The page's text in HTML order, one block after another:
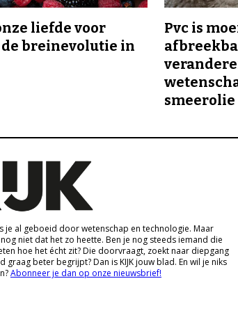
liefde voor
breinevolutie in
Pvc is
smeerolie
je al geboeid door wetenschap en technologie. Maar
niet dat het zo heette. Ben je nog steeds iemand die
hoe het écht zit? Die doorvraagt, zoekt naar diepgang
graag beter begrijpt? Dan is KIJK jouw blad. En wil je niks
Abonneer je dan op onze nieuwsbrief!